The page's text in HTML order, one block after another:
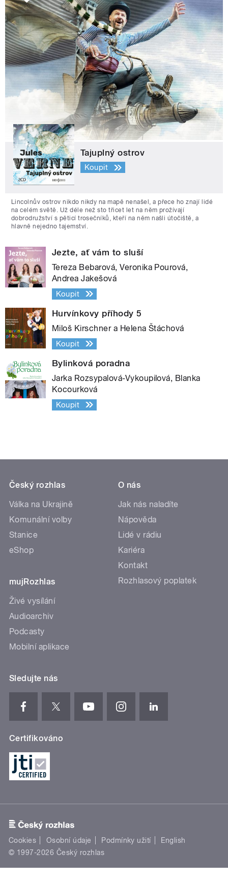
Tajuplný ostrov
Koupit
Lincolnův ostrov nikdo nikdy na mapě nenašel, a přece ho znají lidé
na celém světě. Už déle než sto třicet let na něm prožívají
dobrodružství s pěticí trosečníků, kteří na něm našli útočiště, a
hlavně nejedno tajemství.
Jezte, ať vám to sluší
Tereza Bebarová, Veronika Pourová,
Andrea Jakešová
Koupit
Hurvínkovy příhody 5
Miloš Kirschner a Helena Štáchová
Koupit
Bylinková poradna
Jarka Rozsypalová-Vykoupilová, Blanka
Kocourková
Koupit
Český rozhlas
Válka na Ukrajině
Komunální volby
Stanice
eShop
mujRozhlas
Živé vysílání
Audioarchiv
Podcasty
Mobilní aplikace
O nás
Jak nás naladíte
Nápověda
Lidé v rádiu
Kariéra
Kontakt
Rozhlasový poplatek
Sledujte nás
Certifikováno
Cookies Osobní údaje Podmínky užití
English
© 1997-2026 Český rozhlas